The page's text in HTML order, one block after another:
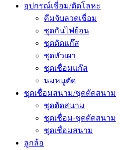
อุปกรณ์เชื่อม/ตัดโลหะ
คีมจับลวดเชื่อม
ชุดกันไฟย้อน
ชุดตัดแก๊ส
ชุดหัวเผา
ชุดเชื่อมแก๊ส
นมหนูตัด
ชุดเชื่อมสนาม/ชุดตัดสนาม
ชุดตัดสนาม
ชุดเชื่อม-ชุดตัดสนาม
ชุดเชื่อมสนาม
ลูกล้อ